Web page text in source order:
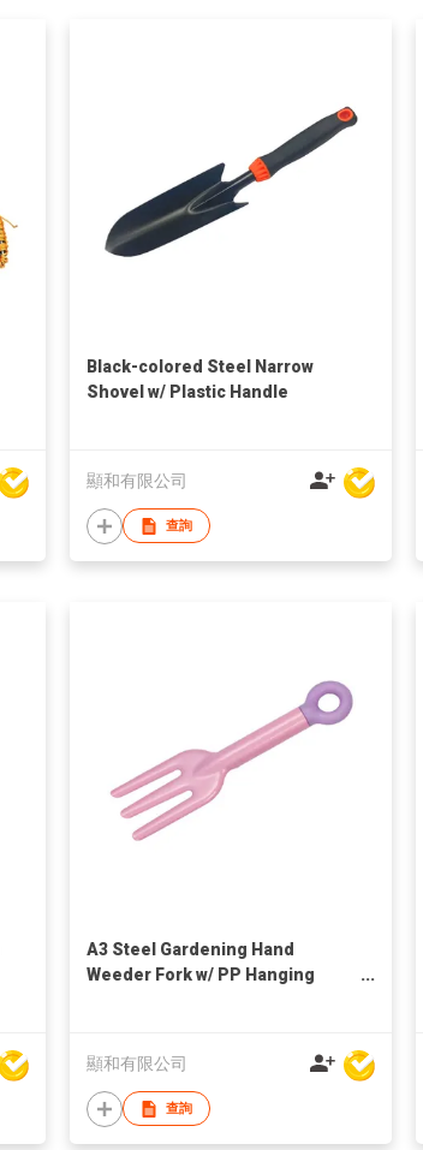
Black-colored Steel Narrow
Shovel w/ Plastic Handle
顯和有限公司
查詢
A3 Steel Gardening Hand
Weeder Fork w/ PP Hanging
顯和有限公司
查詢